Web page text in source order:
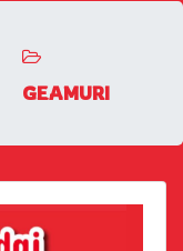
GEAMURI